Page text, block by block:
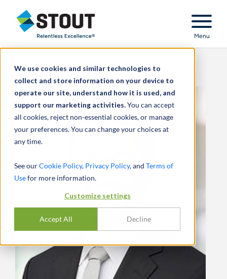
We use cookies and similar technologies to
collect and store information on your device to
operate our site, understand how it is used, and
support our marketing activities.You can accept
all cookies, reject non-essential cookies, or manage
your preferences. You can change your choices at
any time.
See ourCookie Policy, Privacy Policy, and Terms of
Usefor more information.
Customize settings
Accept All Decline
Stout Relentless Excellence
Menu